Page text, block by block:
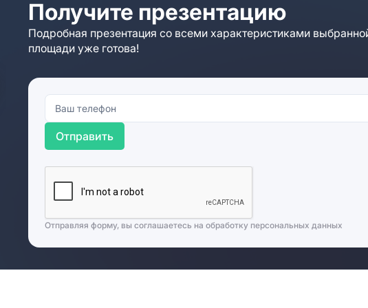
Получите презентацию
Подробная презентация со всеми характеристиками
площади уже готова!
Отправить
Отправляя форму, вы соглашаетесь на обработку персональных данных